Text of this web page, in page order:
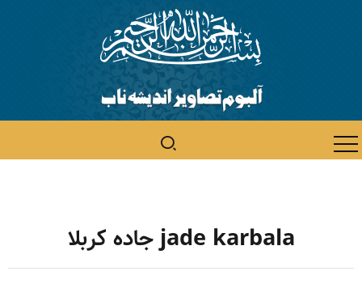
jade karbala جاده کربلا